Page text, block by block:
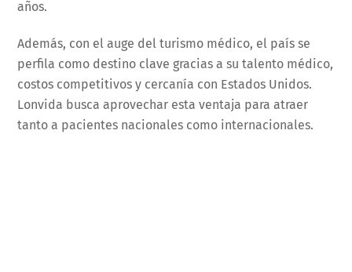
años.
Además, con el auge del turismo médico, el país se
perfila como destino clave gracias a su talento médico,
costos competitivos y cercanía con Estados Unidos.
Lonvida busca aprovechar esta ventaja para atraer
tanto a pacientes nacionales como internacionales.